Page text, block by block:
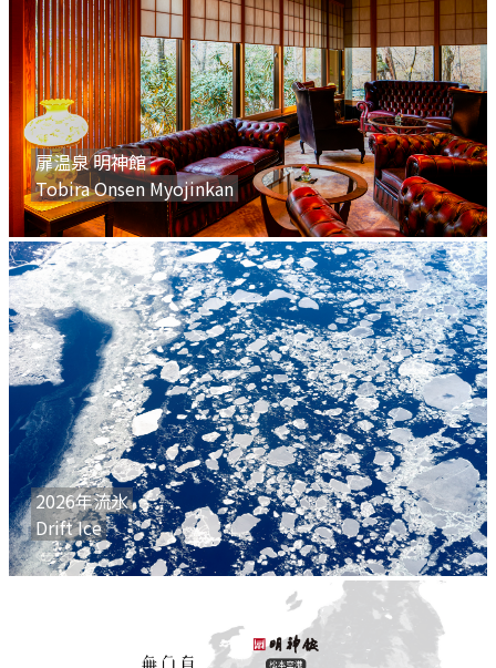
扉温泉 明神館
Tobira Onsen Myojinkan
2026年流氷
Drift Ice